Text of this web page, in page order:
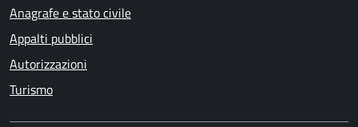
Anagrafe e stato civile
Appalti pubblici
Autorizzazioni
Turismo